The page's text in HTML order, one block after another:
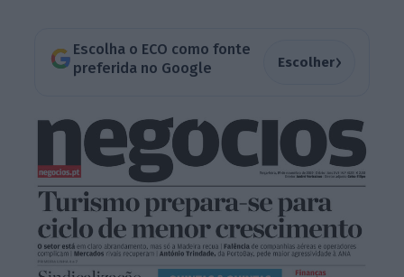
Escolha o ECO como fonte
preferida no Google
Escolher›